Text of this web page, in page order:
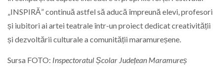
„INSPIRĂ” continuă astfel să aducă împreună elevi, profesori
și iubitori ai artei teatrale într-un proiect dedicat creativității
și dezvoltării culturale a comunității maramureșene.
Sursa FOTO: Inspectoratul Școlar Județean Maramureș